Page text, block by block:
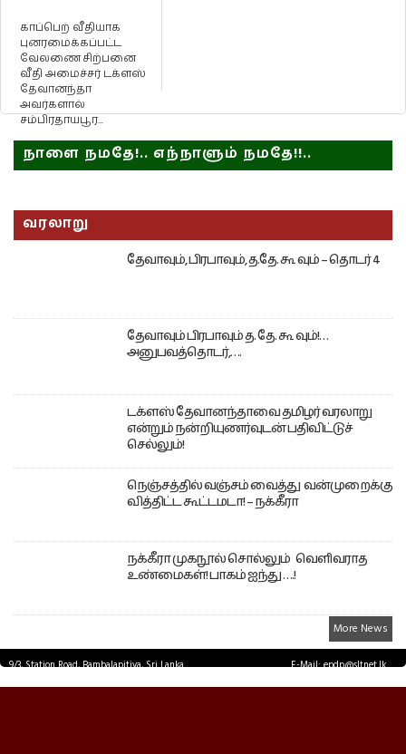
காப்பெற் வீதியாக
புனரமைக்கப்பட்ட
வேலணை சிற்பனை
வீதி அமைச்சர் டக்ளஸ்
தேவானந்தா
அவர்களால்
சம்பிரதாயபூர...
நாளை நமதே!.. எந்நாளும் நமதே!!..
வரலாறு
தேவாவும், பிரபாவும், த.தே. கூ வும் – தொடர் 4
தேவாவும் பிரபாவும் த. தே. கூ வும்!…
அனுபவத்தொடர்,….
டக்ளஸ் தேவானந்தாவை தமிழர் வரலாறு
என்றும் நன்றியுணர்வுடன் பதிவிட்டுச்
செல்லும்!
நெஞ்சத்தில் வஞ்சம் வைத்து வன்முறைக்கு
வித்திட்ட கூட்டமடா! – நக்கீரா
நக்கீரா முகநூல் சொல்லும் வெளிவராத
உண்மைகள்! பாகம் ஐந்து ….!
More News
9/3, Station Road, Bambalapitiya, Sri Lanka.
E-Mail: epdp@sltnet.lk